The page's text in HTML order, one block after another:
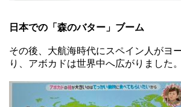
日本での「森のバター」ブーム
その後、大航海時代にスペイン人がヨ
り、アボカドは世界中へ広がりました。